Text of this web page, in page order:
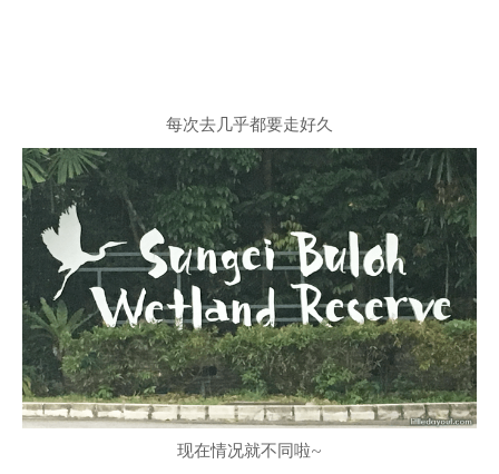
每次去几乎都要走好久
现在情况就不同啦~